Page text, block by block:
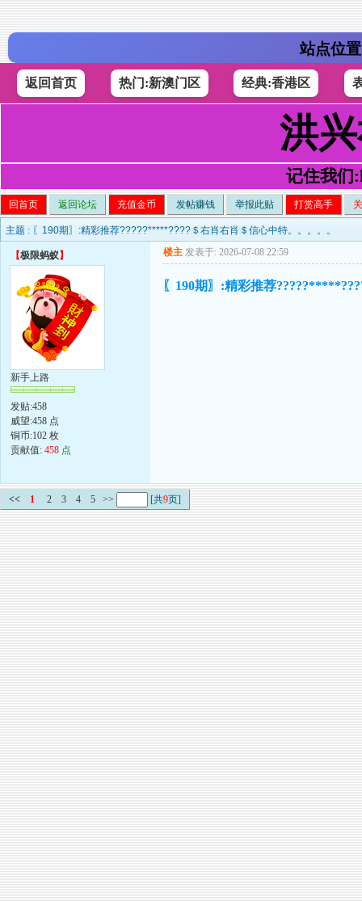
站点位
返回首页 热门:新澳门区 经典:香港区
洪
记住我们
回首页 返回论坛 充值金币 发帖赚钱 举报此贴 打赏高手
主题 : 〖190期〗:精彩推荐?????*****????＄右肖右肖＄信心中特。。。。。
【极限蚂蚁】
新手上路
发贴:458
威望:458 点
铜币:102 枚
贡献值: 458 点
楼主 发表于: 2026-07-08 22:59
〖190期〗:精彩推荐
<< 1 2 3 4 5 >> [共9页]